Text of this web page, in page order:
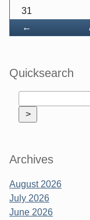
←
31
Quicksearch
Archives
August 2026
July 2026
June 2026